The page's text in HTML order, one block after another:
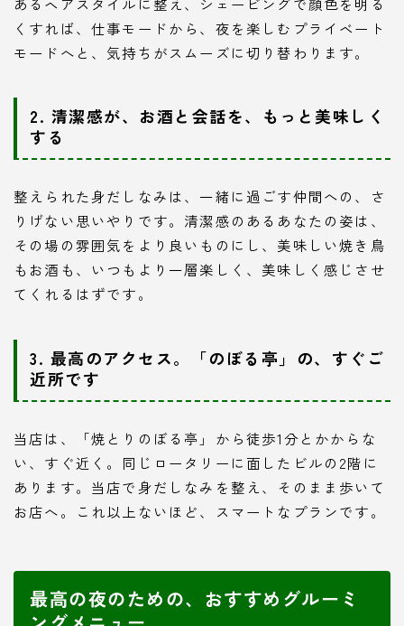
くすれば、仕事モードから、夜を楽しむプライベート
モードへと、気持ちがスムーズに切り替わります。
2. 清潔感が、お酒と会話を、もっと美味しく
する
整えられた身だしなみは、一緒に過ごす仲間への、さ
りげない思いやりです。清潔感のあるあなたの姿は、
その場の雰囲気をより良いものにし、美味しい焼き鳥
もお酒も、いつもより一層楽しく、美味しく感じさせ
てくれるはずです。
3. 最高のアクセス。「のぼる亭」の、すぐご
近所です
当店は、「焼とりのぼる亭」から徒歩1分とかからな
い、すぐ近く。同じロータリーに面したビルの2階に
あります。当店で身だしなみを整え、そのまま歩いて
お店へ。これ以上ないほど、スマートなプランです。
最高の夜のための、おすすめグルーミ